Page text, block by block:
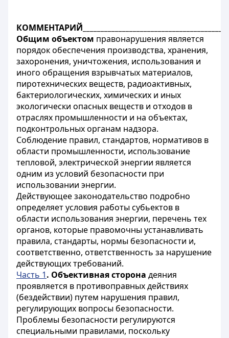
Общим объектом правонарушения является
порядок обеспечения производства, хранения,
захоронения, уничтожения, использования и
иного обращения взрывчатых материалов,
пиротехнических веществ, радиоактивных,
бактериологических, химических и иных
экологически опасных веществ и отходов в
отраслях промышленности и на объектах,
подконтрольных органам надзора.
Соблюдение правил, стандартов, нормативов в
области промышленности, использование
тепловой, электрической энергии является
одним из условий безопасности при
использовании энергии.
Действующее законодательство подробно
определяет условия работы субьектов в
области использования энергии, перечень тех
органов, которые правомочны устанавливать
правила, стандарты, нормы безопасности и,
соответственно, ответственность за нарушение
действующих требований.
Часть 1. Объективная сторона деяния
проявляется в противоправных действиях
(бездействии) путем нарушения правил,
регулирующих вопросы безопасности.
Проблемы безопасности регулируются
специальными правилами, поскольку